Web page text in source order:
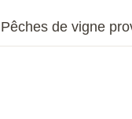
Pêches de vigne